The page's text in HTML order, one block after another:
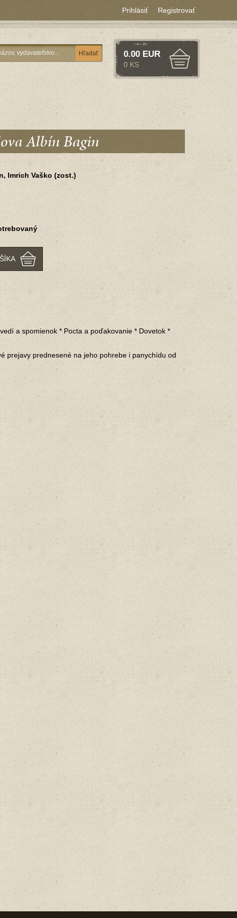
Prihlásiť Registrovať
0.00 EUR
0 KS
Hľadať
Albín Bagin
Imrich Vaško (zost.)
a spomienok * Pocta a poďakovanie * Dovetok *
prejavy prednesené na jeho pohrebe i panychídu od